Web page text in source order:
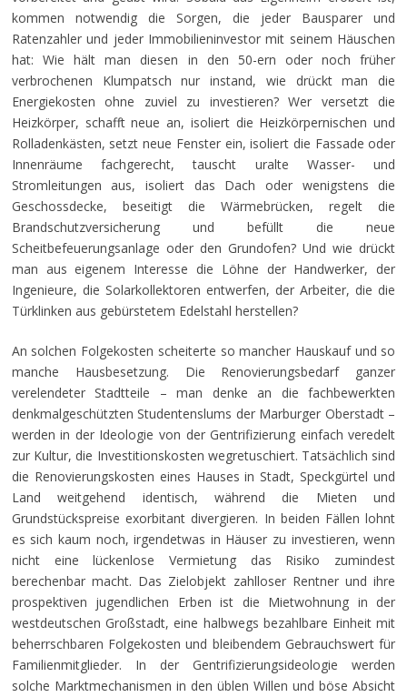
kommen notwendig die Sorgen, die jeder Bausparer und
Ratenzahler und jeder Immobilieninvestor mit seinem Häuschen
hat: Wie hält man diesen in den 50-ern oder noch früher
verbrochenen Klumpatsch nur instand, wie drückt man die
Energiekosten ohne zuviel zu investieren? Wer versetzt die
Heizkörper, schafft neue an, isoliert die Heizkörpernischen und
Rolladenkästen, setzt neue Fenster ein, isoliert die Fassade oder
Innenräume fachgerecht, tauscht uralte Wasser- und
Stromleitungen aus, isoliert das Dach oder wenigstens die
Geschossdecke, beseitigt die Wärmebrücken, regelt die
Brandschutzversicherung und befüllt die neue
Scheitbefeuerungsanlage oder den Grundofen? Und wie drückt
man aus eigenem Interesse die Löhne der Handwerker, der
Ingenieure, die Solarkollektoren entwerfen, der Arbeiter, die die
Türklinken aus gebürstetem Edelstahl herstellen?
An solchen Folgekosten scheiterte so mancher Hauskauf und so
manche Hausbesetzung. Die Renovierungsbedarf ganzer
verelendeter Stadtteile – man denke an die fachbewerkten
denkmalgeschützten Studentenslums der Marburger Oberstadt –
werden in der Ideologie von der Gentrifizierung einfach veredelt
zur Kultur, die Investitionskosten wegretuschiert. Tatsächlich sind
die Renovierungskosten eines Hauses in Stadt, Speckgürtel und
Land weitgehend identisch, während die Mieten und
Grundstückspreise exorbitant divergieren. In beiden Fällen lohnt
es sich kaum noch, irgendetwas in Häuser zu investieren, wenn
nicht eine lückenlose Vermietung das Risiko zumindest
berechenbar macht. Das Zielobjekt zahlloser Rentner und ihre
prospektiven jugendlichen Erben ist die Mietwohnung in der
westdeutschen Großstadt, eine halbwegs bezahlbare Einheit mit
beherrschbaren Folgekosten und bleibendem Gebrauchswert für
Familienmitglieder. In der Gentrifizierungsideologie werden
solche Marktmechanismen in den üblen Willen und böse Absicht